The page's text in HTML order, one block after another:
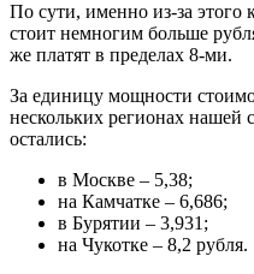
По сути, именно из-за этого
стоит немногим больше
же платят в пределах 8-ми.
За единицу мощности
нескольких регионах
остались:
в Москве – 5,38;
на Камчатке – 6,686;
в Бурятии – 3,931;
на Чукотке – 8,2 рубля.